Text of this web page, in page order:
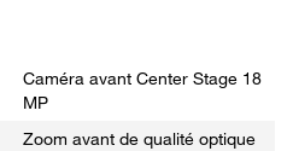
Caméra avant Center Stage 18
MP
Zoom avant de qualité optique